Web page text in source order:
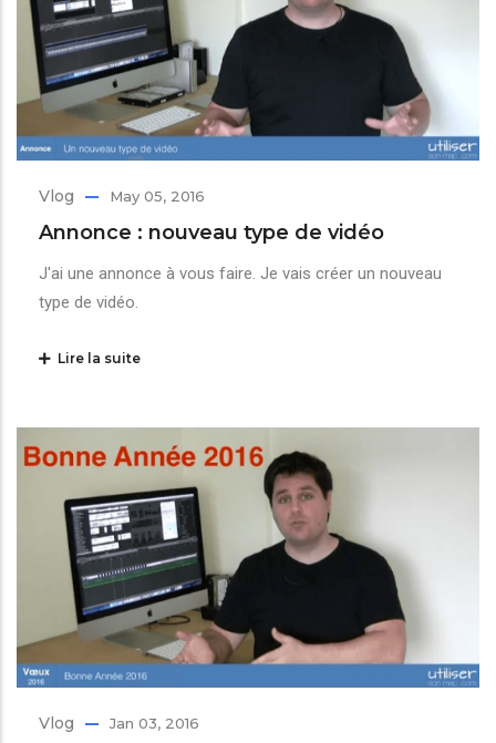
Vlog May 05, 2016
Annonce : nouveau type de vidéo
J'ai une annonce à vous faire. Je vais créer un nouveau
type de vidéo.
Lire la suite
Vlog Jan 03, 2016